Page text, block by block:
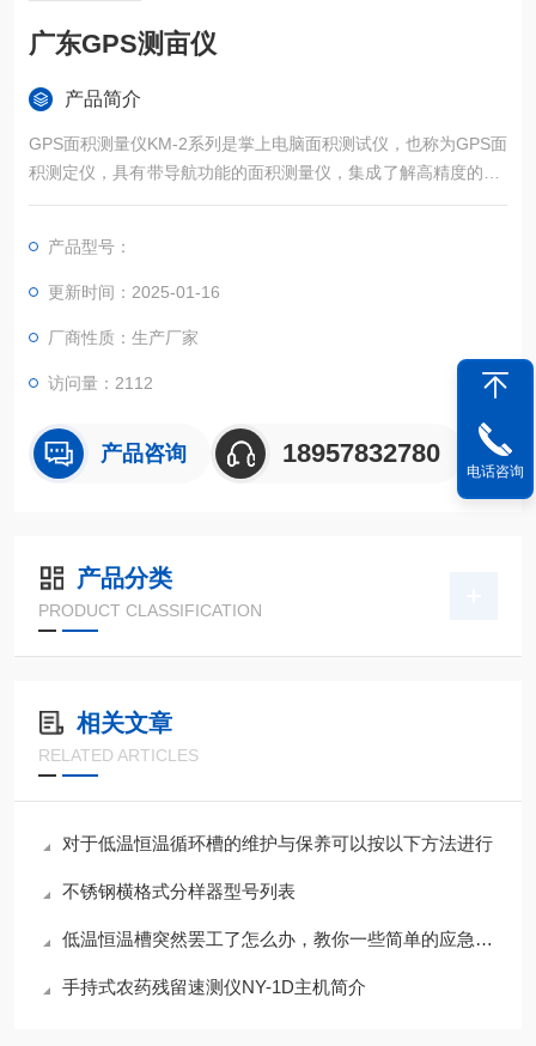
广东GPS测亩仪
产品简介
GPS面积测量仪KM-2系列是掌上电脑面积测试仪，也称为GPS面
积测定仪，具有带导航功能的面积测量仪，集成了解高精度的GP
S定位系统、精确的面积计算方法和智能化的掌上电脑系统，能
产品型号：
更新时间：2025-01-16
厂商性质：生产厂家
访问量：2112
产品咨询 18957832780
产品分类
PRODUCT CLASSIFICATION
相关文章
RELATED ARTICLES
对于低温恒温循环槽的维护与保养可以按以下方法进行
不锈钢横格式分样器型号列表
低温恒温槽突然罢工了怎么办，教你一些简单的应急小知识
手持式农药残留速测仪NY-1D主机简介
电话咨询